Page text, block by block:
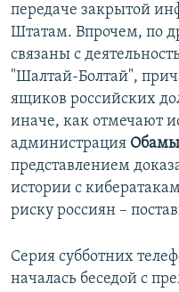
передаче закрытой
Штатам. Впрочем, по
связаны с
"Шалтай-Болтай",
ящиков российских
иначе, как отмечают
администрация Обамы
представлением
истории с
риску россиян –
Серия субботних
началась беседой с